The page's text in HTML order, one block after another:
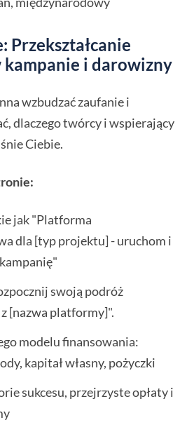
Przekształcanie
i darowizny
wzbudzać zaufanie i
dlaczego twórcy i wspierający
Ciebie.
jak "Platforma
dla [typ projektu] - uruchom i
swoją podróż
[nazwa platformy]".
modelu finansowania:
kapitał własny, pożyczki
sukcesu, przejrzyste opłaty i